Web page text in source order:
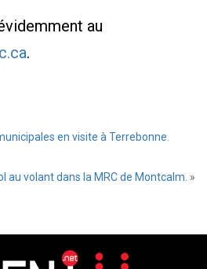
au
.
en visite à Terrebonne.
au volant dans la MRC de Montcalm. »